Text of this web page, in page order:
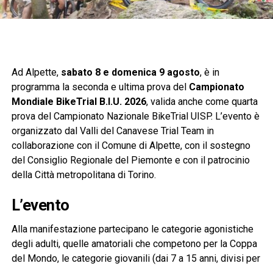
Ad Alpette, sabato 8 e domenica 9 agosto, è in
programma la seconda e ultima prova del Campionato
Mondiale BikeTrial B.I.U. 2026, valida anche come quarta
prova del Campionato Nazionale BikeTrial UISP. L’evento è
organizzato dal Valli del Canavese Trial Team in
collaborazione con il Comune di Alpette, con il sostegno
del Consiglio Regionale del Piemonte e con il patrocinio
della Città metropolitana di Torino.
L’evento
Alla manifestazione partecipano le categorie agonistiche
degli adulti, quelle amatoriali che competono per la Coppa
del Mondo, le categorie giovanili (dai 7 a 15 anni, divisi per